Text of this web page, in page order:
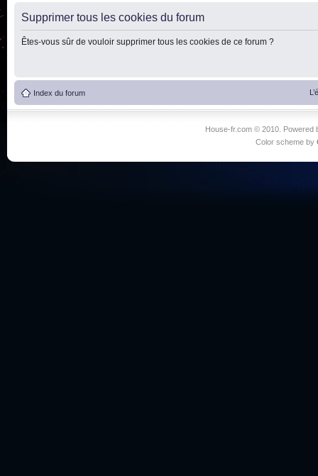
Supprimer tous les cookies du forum
Êtes-vous sûr de vouloir supprimer tous les cookies de ce forum ?
Index du forum
House-fr.com © 2010. Powered
Color scheme by